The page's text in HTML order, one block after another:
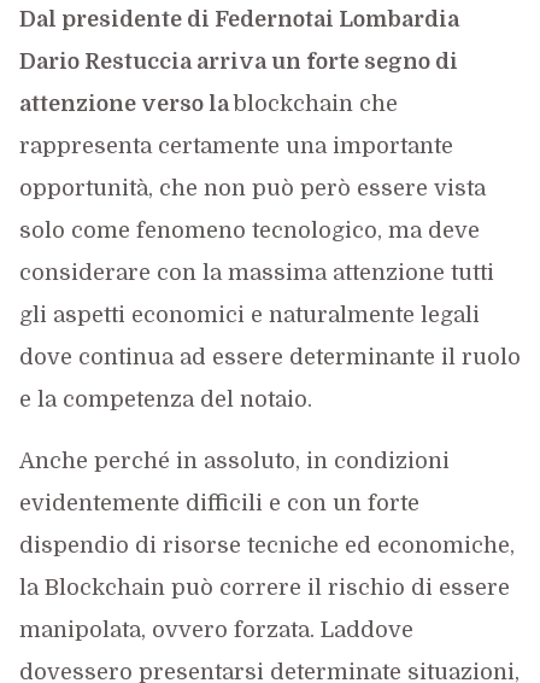
Dal presidente di Federnotai Lombardia
Dario Restuccia arriva un forte segno di
attenzione verso la blockchain che
rappresenta certamente una importante
opportunità, che non può però essere vista
solo come fenomeno tecnologico, ma deve
considerare con la massima attenzione tutti
gli aspetti economici e naturalmente legali
dove continua ad essere determinante il ruolo
e la competenza del notaio.
Anche perché in assoluto, in condizioni
evidentemente difficili e con un forte
dispendio di risorse tecniche ed economiche,
la Blockchain può correre il rischio di essere
manipolata, ovvero forzata. Laddove
dovessero presentarsi determinate situazioni,